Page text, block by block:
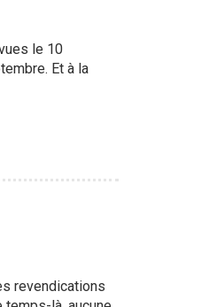
le 10
Et à la
revendications